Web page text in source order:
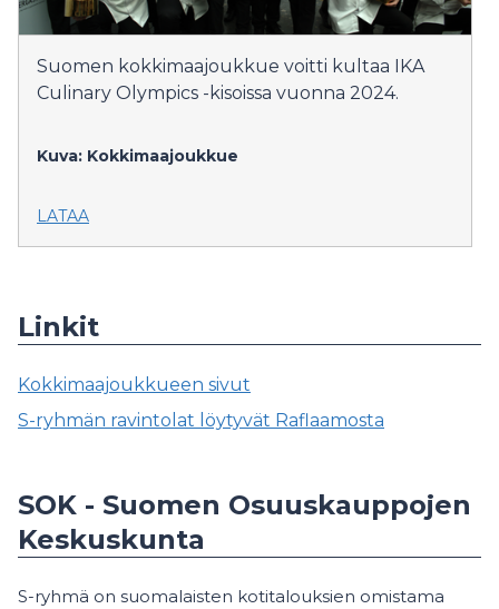
Suomen kokkimaajoukkue voitti kultaa IKA
Culinary Olympics -kisoissa vuonna 2024.
Kuva: Kokkimaajoukkue
LATAA
Linkit
Kokkimaajoukkueen sivut
S-ryhmän ravintolat löytyvät Raflaamosta
SOK - Suomen Osuuskauppojen
Keskuskunta
S-ryhmä on suomalaisten kotitalouksien omistama